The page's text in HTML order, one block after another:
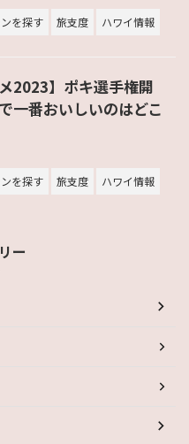
を探す 旅支度 ハワイ情報
2023】ポキ選手権開
一番おいしいのはどこ
を探す 旅支度 ハワイ情報
ー